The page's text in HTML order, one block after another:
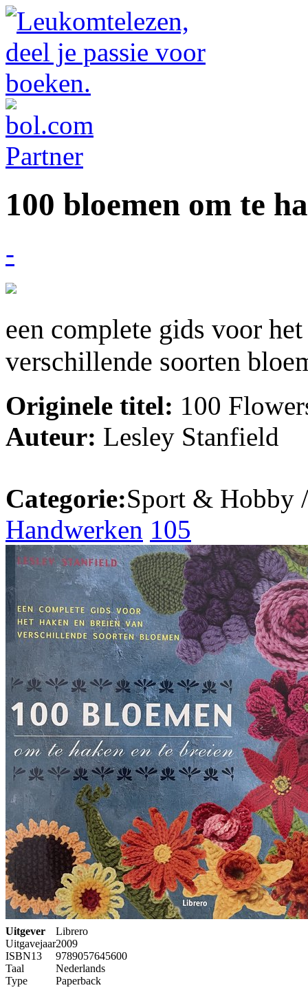
100 bloemen om te
-
een complete gids voor
verschillende soorten
Originele titel: 100
Auteur: Lesley Stanfield
Categorie:Sport & Hobby
Handwerken 105
Uitgever
Librero
Uitgavejaar2009
ISBN13
9789057645600
Taal
Nederlands
Type
Paperback